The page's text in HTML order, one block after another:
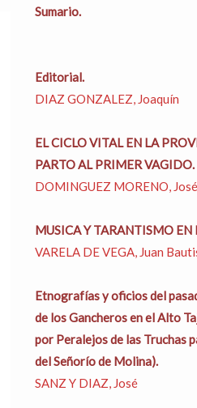
Sumario.
Editorial.
DIAZ GONZALEZ, Joaquín
EL CICLO VITAL EN LA
PARTO AL PRIMER VAGIDO.
DOMINGUEZ MORENO,
MUSICA Y TARANTISMO EN
VARELA DE VEGA, Juan
Etnografías y oficios del
de los Gancheros en el Alto
por Peralejos de las Truchas
del Señorío de Molina).
SANZ Y DIAZ, José